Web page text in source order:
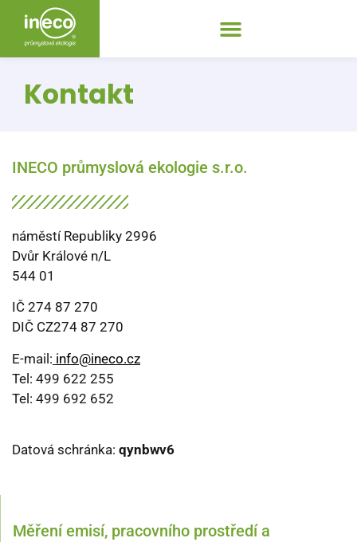
Kontakt
INECO průmyslová ekologie s.r.o.
náměstí Republiky 2996
Dvůr Králové n/L
544 01
IČ 274 87 270
DIČ CZ274 87 270
E-mail: info@ineco.cz
Tel: 499 622 255
Tel: 499 692 652
Datová schránka: qynbwv6
Měření emisí, pracovního prostředí a